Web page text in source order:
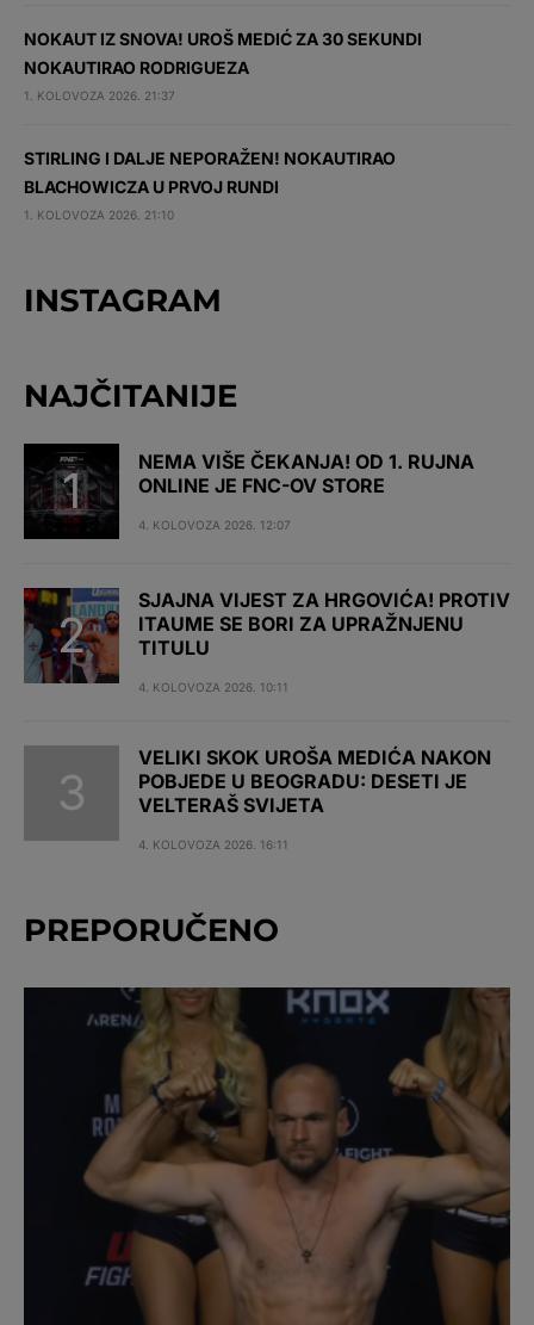
NOKAUT IZ SNOVA! UROŠ MEDIĆ ZA 30 SEKUNDI
NOKAUTIRAO RODRIGUEZA
1. KOLOVOZA 2026. 21:37
STIRLING I DALJE NEPORAŽEN! NOKAUTIRAO
BLACHOWICZA U PRVOJ RUNDI
1. KOLOVOZA 2026. 21:10
INSTAGRAM
NAJČITANIJE
NEMA VIŠE ČEKANJA! OD 1. RUJNA
ONLINE JE FNC-OV STORE
4. KOLOVOZA 2026. 12:07
SJAJNA VIJEST ZA HRGOVIĆA! PROTIV
ITAUME SE BORI ZA UPRAŽNJENU
TITULU
4. KOLOVOZA 2026. 10:11
VELIKI SKOK UROŠA MEDIĆA NAKON
POBJEDE U BEOGRADU: DESETI JE
VELTERAŠ SVIJETA
4. KOLOVOZA 2026. 16:11
PREPORUČENO